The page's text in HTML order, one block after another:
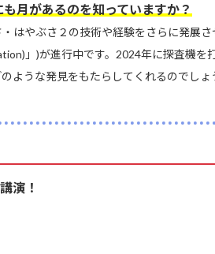
月があるのを知っていますか？
はやぶさ２の技術や経験をさらに発展
」)が進行中です。2024年に探査機を
ような発見をもたらしてくれるのでし
演！